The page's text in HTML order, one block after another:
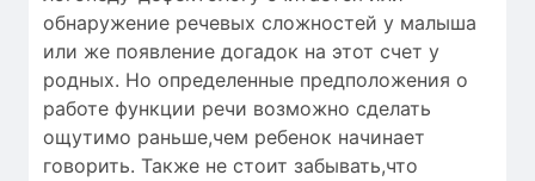
обнаружение речевых сложностей у малыша
или же появление догадок на этот счет у
родных. Но определенные предположения о
работе функции речи возможно сделать
ощутимо раньше,чем ребенок начинает
говорить. Также не стоит забывать,что